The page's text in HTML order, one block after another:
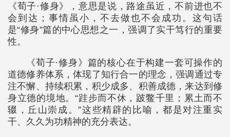
《荀子·修身》，意思是说，路途虽近，不前进也不
会到达；事情虽小，不去做也不会成功。这句话
是“修身”篇的中心思想之一，强调了实干笃行的重要
性。
《荀子·修身》篇的核心在于构建一套可操作的
道德修养体系，体现了知行合一的理念，强调通过专
注不懈、持续积累，积少成多、积善成德，来达到修
身立德的境地。“跬步而不休，跛鳖千里；累土而不
辍，丘山崇成。”这些精辟的比喻，都是对注重实
干、久久为功精神的充分表达。